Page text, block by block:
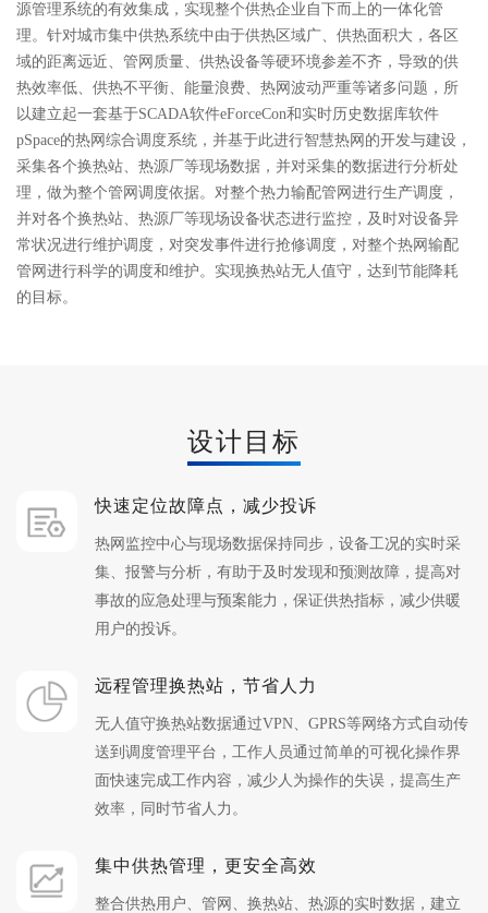
源管理系统的有效集成，实现整个供热企业自下而上的一体化管
理。针对城市集中供热系统中由于供热区域广、供热面积大，各区
域的距离远近、管网质量、供热设备等硬环境参差不齐，导致的供
热效率低、供热不平衡、能量浪费、热网波动严重等诸多问题，所
以建立起一套基于SCADA软件eForceCon和实时历史数据库软件
pSpace的热网综合调度系统，并基于此进行智慧热网的开发与建设，
采集各个换热站、热源厂等现场数据，并对采集的数据进行分析处
理，做为整个管网调度依据。对整个热力输配管网进行生产调度，
并对各个换热站、热源厂等现场设备状态进行监控，及时对设备异
常状况进行维护调度，对突发事件进行抢修调度，对整个热网输配
管网进行科学的调度和维护。实现换热站无人值守，达到节能降耗
的目标。
设计目标
快速定位故障点，减少投诉
热网监控中心与现场数据保持同步，设备工况的实时采
集、报警与分析，有助于及时发现和预测故障，提高对
事故的应急处理与预案能力，保证供热指标，减少供暖
用户的投诉。
远程管理换热站，节省人力
无人值守换热站数据通过VPN、GPRS等网络方式自动传
送到调度管理平台，工作人员通过简单的可视化操作界
面快速完成工作内容，减少人为操作的失误，提高生产
效率，同时节省人力。
集中供热管理，更安全高效
整合供热用户、管网、换热站、热源的实时数据，建立